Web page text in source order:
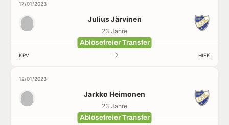
17/01/2023
Julius Järvinen
23 Jahre
Ablösefreier Transfer
KPV HIFK
12/01/2023
Jarkko Heimonen
23 Jahre
Ablösefreier Transfer